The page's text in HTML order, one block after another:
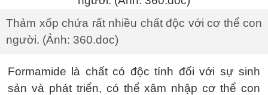
Thảm xốp chứa rất nhiều chất độc với cơ thể con
người. (Ảnh: 360.doc)
Formamide là chất có độc tính đối với sự sinh
sản và phát triển, có thể xâm nhập cơ thể con